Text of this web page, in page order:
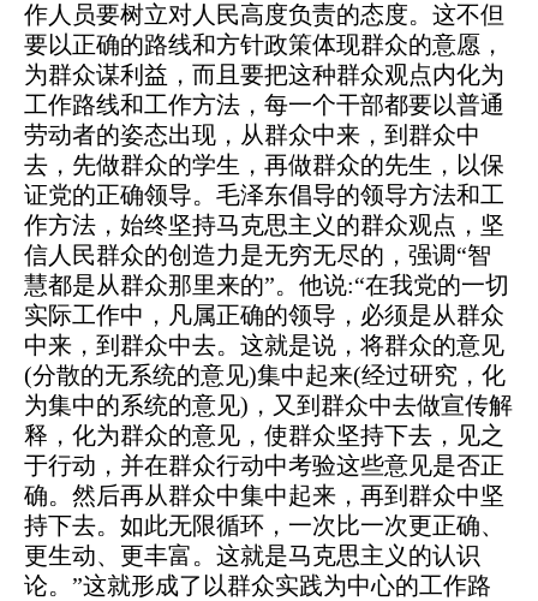
作人员要树立对人民高度负责的态度。这不但
要以正确的路线和方针政策体现群众的意愿，
为群众谋利益，而且要把这种群众观点内化为
工作路线和工作方法，每一个干部都要以普通
劳动者的姿态出现，从群众中来，到群众中
去，先做群众的学生，再做群众的先生，以保
证党的正确领导。毛泽东倡导的领导方法和工
作方法，始终坚持马克思主义的群众观点，坚
信人民群众的创造力是无穷无尽的，强调“智
慧都是从群众那里来的”。他说:“在我党的一切
实际工作中，凡属正确的领导，必须是从群众
中来，到群众中去。这就是说，将群众的意见
(分散的无系统的意见)集中起来(经过研究，化
为集中的系统的意见)，又到群众中去做宣传解
释，化为群众的意见，使群众坚持下去，见之
于行动，并在群众行动中考验这些意见是否正
确。然后再从群众中集中起来，再到群众中坚
持下去。如此无限循环，一次比一次更正确、
更生动、更丰富。这就是马克思主义的认识
论。”这就形成了以群众实践为中心的工作路